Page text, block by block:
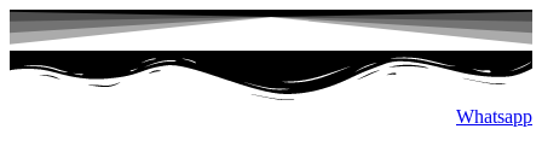
پرش
به
محتوا
Whatsapp